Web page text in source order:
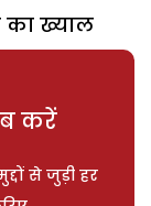
का ख्याल
करें
से जुड़ी हर